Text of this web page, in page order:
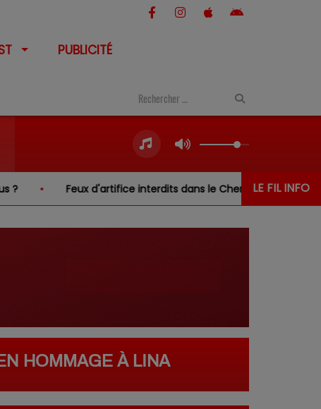
PUBLICITÉ
LE FIL INFO
d'artifice interdits dans le Cher… sauf au-dessus de l'eau
HOMMAGE À LINA